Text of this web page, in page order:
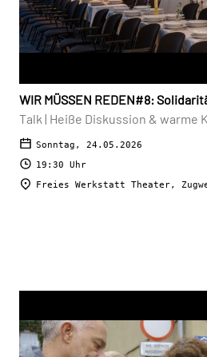
WIR MÜSSEN REDEN#8:
Talk | Heiße Diskussion & warme
Sonntag, 24.05.2026
19:30 Uhr
Freies Werkstatt Theater,